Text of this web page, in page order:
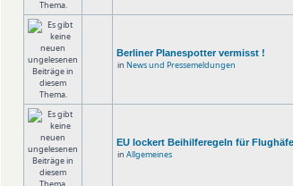
Berliner Planespotter vermisst !
in News und Pressemeldungen
EU lockert Beihilferegeln für
in Allgemeines